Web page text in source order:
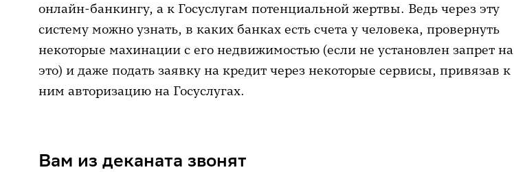
онлайн-банкингу, а к Госуслугам потенциальной жертвы. Ведь через эту
систему можно узнать, в каких банках есть счета у человека, провернуть
некоторые махинации с его недвижимостью (если не установлен запрет на
это) и даже подать заявку на кредит через некоторые сервисы, привязав к
ним авторизацию на Госуслугах.
Вам из деканата звонят